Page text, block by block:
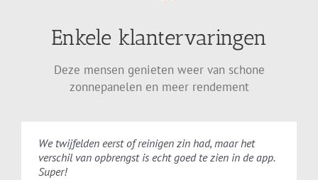
Resultaat voor en na de
Ook uw zonnepanelen laten schoonmaken? Neem
Enkele klantervaringen
Deze mensen genieten weer van schone
zonnepanelen en meer rendement
We twijfelden eerst of reinigen zin had, maar het
verschil van opbrengst is echt goed te zien in de app.
Super!